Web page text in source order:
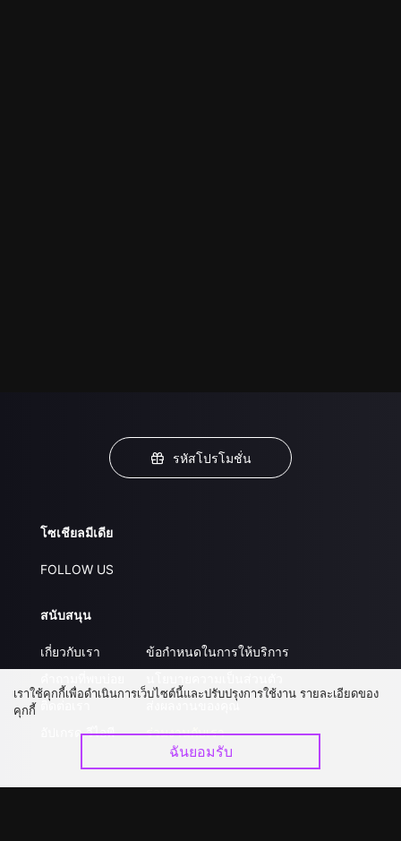
รหัสโปรโมชั่น
โซเชียลมีเดีย
FOLLOW US
สนับสนุน
เกี่ยวกับเรา
ติดต่อเรา
อัปเกรด วีไอพี
ข้อกำหนดในการให้บริการ
ส่งผลงานของคุณ
ร่วมงานกับเรา
เราใช้คุกกี้เพื่อดำเนินการเว็บไซต์นี้และปรับปรุงการใช้งาน รายละเอียดของ
คุกกี้
ฉันยอมรับ